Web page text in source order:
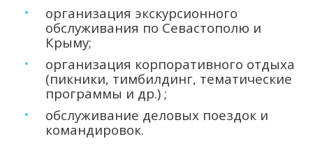
организация экскурсионного
обслуживания по Севастополю и
Крыму;
организация корпоративного отдыха
(пикники, тимбилдинг, тематические
программы и др.) ;
обслуживание деловых поездок и
командировок.